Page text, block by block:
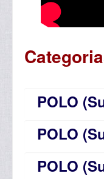
POLO
POLO
POLO